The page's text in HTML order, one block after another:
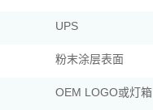
UPS
粉末涂层表面
OEM LOGO或灯箱